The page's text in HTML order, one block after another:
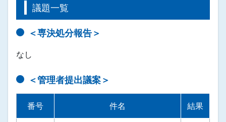
議題一覧
＜専決処分報告＞
なし
＜管理者提出議案＞
番号 件名 結果